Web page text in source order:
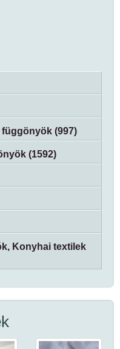
(997)
(1592)
Konyhai textilek